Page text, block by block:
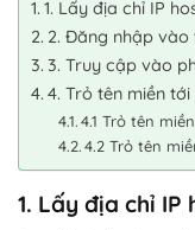
1. Lấy địa chỉ IP
2. Đăng nhập
3. Truy cập vào
4. Trỏ tên miền tới
4.1 Trỏ tên
4.2 Trỏ tên
1. Lấy địa chỉ